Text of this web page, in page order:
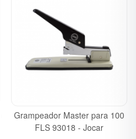
Grampeador Master para 100
FLS 93018 - Jocar